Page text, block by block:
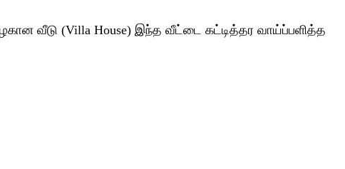
வீடு (Villa House) இந்த வீட்டை கட்டித்தர வாய்ப்பளித்த